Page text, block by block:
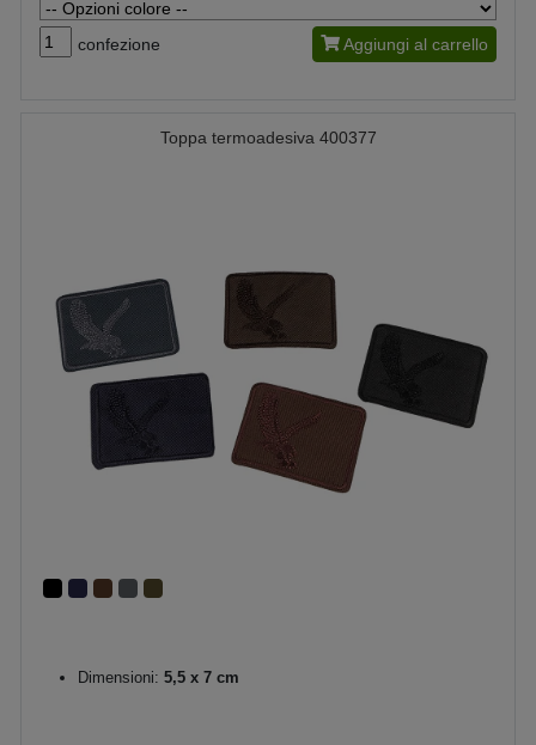
confezione Aggiungi al carrello
Toppa termoadesiva 400377
Dimensioni: 5,5 x 7 cm